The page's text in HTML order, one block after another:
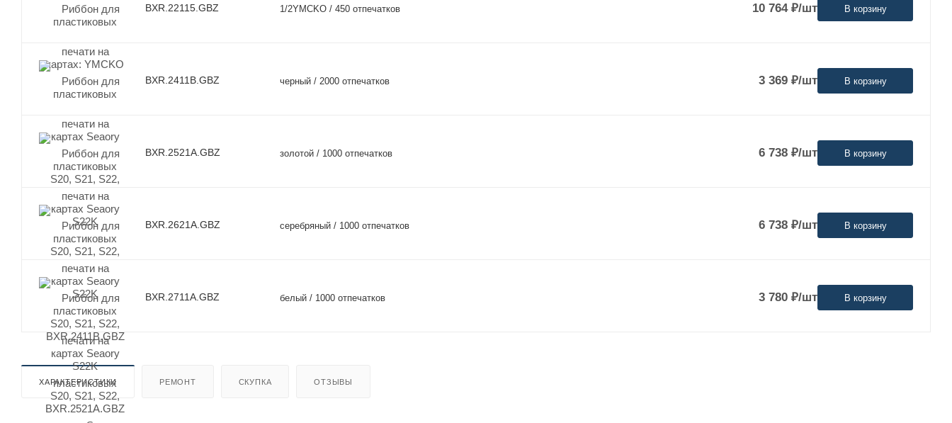
BXR.22115.GBZ 1/2YMCKO / 450 отпечатков 10 764₽/шт В корзину
BXR.2411B.GBZ черный / 2000 отпечатков 3 369 ₽/шт В корзину
BXR.2521A.GBZ золотой / 1000 отпечатков 6 738 ₽/шт В корзину
BXR.2621A.GBZ серебряный / 1000 отпечатков 6 738 ₽/шт В корзину
BXR.2711A.GBZ белый / 1000 отпечатков 3 780 ₽/шт В корзину
ХАРАКТЕРИСТИКИ РЕМОНТ СКУПКА ОТЗЫВЫ